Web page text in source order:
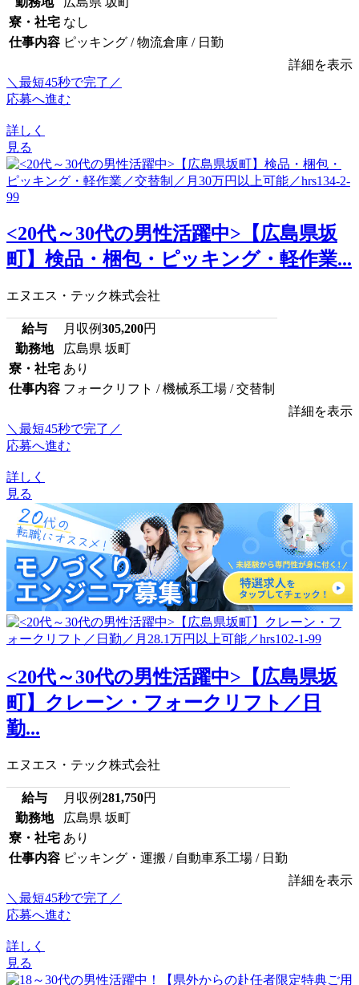
寮・社宅 なし
仕事内容 ピッキング / 物流倉庫 / 日勤
詳細を表示
＼最短45秒で完了／
応募へ進む
詳しく
見る
<20代～30代の男性活躍中>【広島県坂
町】検品・梱包・ピッキング・軽作業...
エヌエス・テック株式会社
給与 月収例305,200円
勤務地
広島県 坂町
寮・社宅 あり
仕事内容 フォークリフト / 機械系工場 / 交替制
詳細を表示
＼最短45秒で完了／
応募へ進む
詳しく
見る
<20代～30代の男性活躍中>【広島県坂
町】クレーン・フォークリフト／日
勤...
エヌエス・テック株式会社
給与 月収例281,750円
勤務地
広島県 坂町
寮・社宅 あり
仕事内容 ピッキング・運搬 / 自動車系工場 / 日勤
詳細を表示
＼最短45秒で完了／
応募へ進む
詳しく
見る